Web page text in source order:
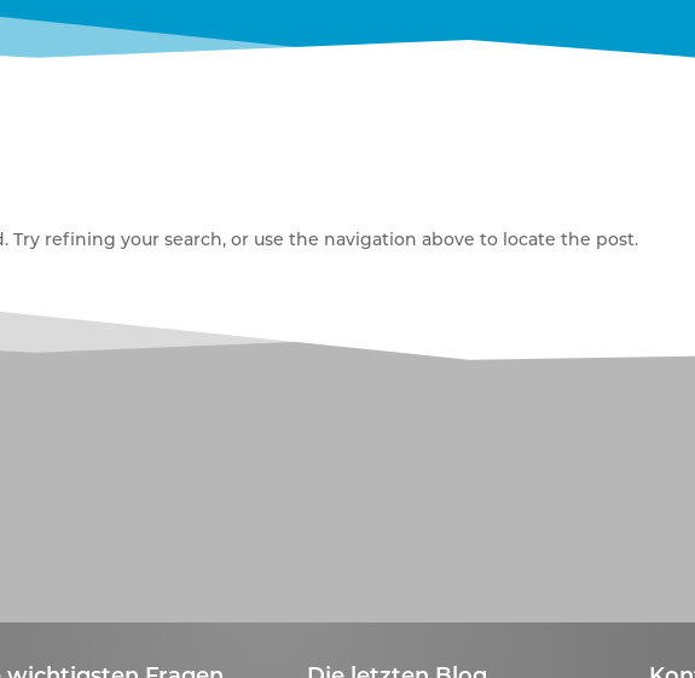
refining your search, or use the navigation above to locate the post.